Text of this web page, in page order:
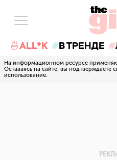
🍜ALL*K В ТРЕНДЕ
На информационном ресурсе
Оставаясь на сайте, вы подтверждаете
использование.